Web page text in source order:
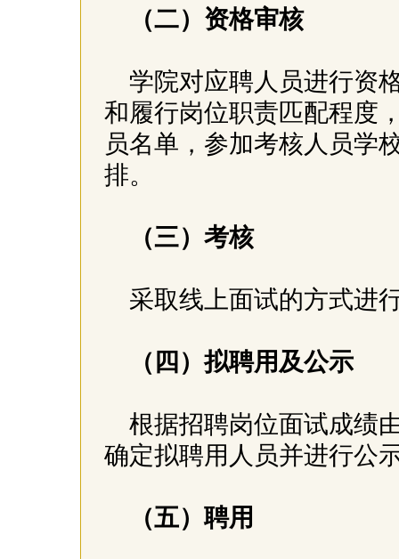
（二）资格审核
学院对应聘人员进行资
和履行岗位职责匹配程度
员名单，参加考核人员学
排。
（三）考核
采取线上面试的方式进
（四）拟聘用及公示
根据招聘岗位面试成绩
确定拟聘用人员并进行公
（五）聘用